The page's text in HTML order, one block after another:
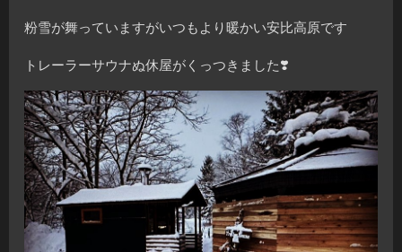
粉雪が舞っていますがいつもより暖かい安比高原です
トレーラーサウナぬ休屋がくっつきました❣️